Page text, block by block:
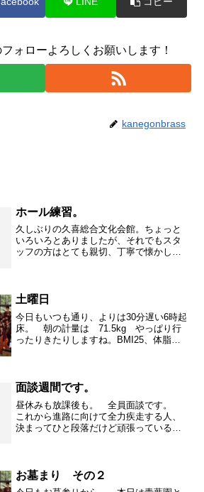
ォローよろしくお願いします！
kanegonbrass
ホール練習。
久しぶりの久喜総合文化会館。ちょっと
いろいろとありましたが、それでもスタ
ッフの方はとても親切、丁寧で懐かしい
り、さいたま市文化センタ...
土曜日
今日もいつも通り、よりは30分遅い6時起
床。 朝の計量は 71.5kg やっぱり行
ったりきたりしますね。BMI25、体脂肪
面談週間です。
昼休みも放課後も。 全員面談です。
これから進路に向けて全力疾走する人、
決まってひと段落だけど頑張っている
に、自分のいる位置を示して...
お墓まり その２